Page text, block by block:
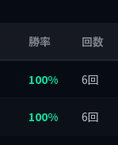
勝率 回数
100% 6回
100% 6回